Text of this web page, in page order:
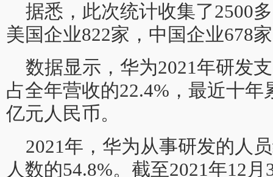
据悉，此次统计收集了2500
美国企业822家，中国企业678
数据显示，华为2021年研发
占全年营收的22.4%，最近十年
亿元人民币。
2021年，华为从事研发的人
人数的54.8%。截至2021年12